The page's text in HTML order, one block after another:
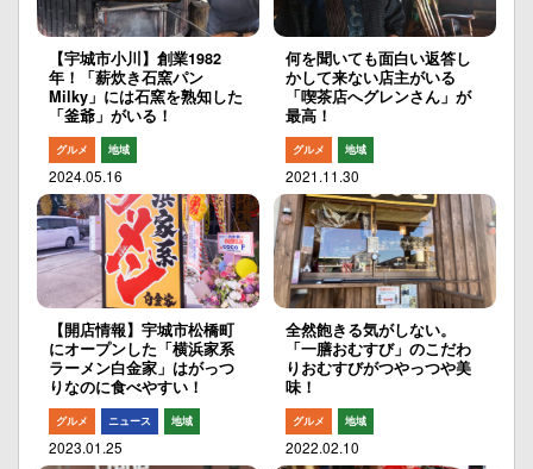
【宇城市小川】創業1982
年！「薪炊き石窯パン
Milky」には石窯を熟知した
「釜爺」がいる！
グルメ 地域
2024.05.16
何を聞いても面白い返答し
かして来ない店主がいる
「喫茶店へグレンさん」が
最高！
グルメ 地域
2021.11.30
【開店情報】宇城市松橋町
にオープンした「横浜家系
ラーメン白金家」はがっつ
りなのに食べやすい！
グルメ ニュース 地域
2023.01.25
全然飽きる気がしない。
「一膳おむすび」のこだわ
りおむすびがつやっつや美
味！
グルメ 地域
2022.02.10